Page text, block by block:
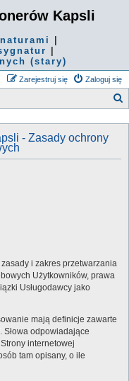
Kapsli
(stary)
Zaloguj się
Zarejestruj się
- Zasady ochrony
i zakres przetwarzania
Użytkowników, prawa
Usługodawcy jako
mają definicje zawarte
Słowa odpowiadające
internetowej
tam opisany, o ile